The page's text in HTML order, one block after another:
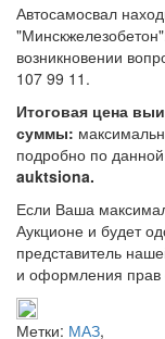
Автосамосвал
возникновении
107
Итоговая цена
суммы:
подробно по
auktsiona.
Если Ваша
Аукционе и будет
представитель
и оформления прав
Метки: МАЗ,